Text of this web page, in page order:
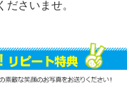
ださいませ。